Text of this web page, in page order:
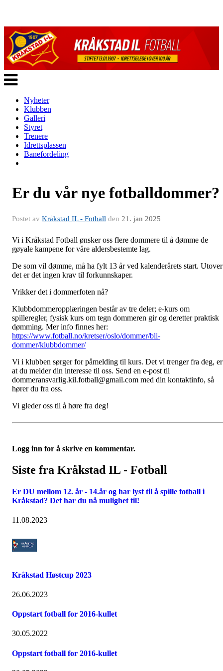
Veksle
navigasjon
Nyheter
Klubben
Galleri
Styret
Trenere
Idrettsplassen
Banefordeling
Er du vår nye fotballdommer?
Postet av Kråkstad IL - Fotball den 21. jan 2025
Vi i Kråkstad Fotball ønsker oss flere dommere til å dømme de
gøyale kampene for våre aldersbestemte lag.
De som vil dømme, må ha fylt 13 år ved kalenderårets start. Utover
det er det ingen krav til forkunnskaper.
Vrikker det i dommerfoten nå?
Klubbdommeropplæringen består av tre deler; e-kurs om
spilleregler, fysisk kurs om tegn dommeren gir og deretter praktisk
dømming. Mer info finnes her:
https://www.fotball.no/kretser/oslo/dommer/bli-
dommer/klubbdommer/
Vi i klubben sørger for påmelding til kurs. Det vi trenger fra deg, er
at du melder din interesse til oss. Send en e-post til
dommeransvarlig.kil.fotball@gmail.com med din kontaktinfo, så
hører du fra oss.
Vi gleder oss til å høre fra deg!
Logg inn for å skrive en kommentar.
Siste fra Kråkstad IL - Fotball
Er DU mellom 12. år - 14.år og har lyst til å spille fotball i
Kråkstad? Det har du nå mulighet til!
11.08.2023
Kråkstad Høstcup 2023
26.06.2023
Oppstart fotball for 2016-kullet
30.05.2022
Oppstart fotball for 2016-kullet